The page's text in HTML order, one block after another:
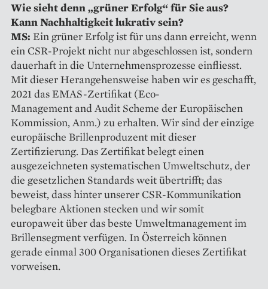
Wie sieht denn „grüner Erfolg“ für Sie aus?
Kann Nachhaltigkeit lukrativ sein?
MS: Ein grüner Erfolg ist für uns dann erreicht, wenn
ein CSR-Projekt nicht nur abgeschlossen ist, sondern
dauerhaft in die Unternehmensprozesse einfliesst.
Mit dieser Herangehensweise haben wir es geschafft,
2021 das EMAS-Zertifikat (Eco-
Management and Audit Scheme der Europäischen
Kommission, Anm.) zu erhalten. Wir sind der einzige
europäische Brillenproduzent mit dieser
Zertifizierung. Das Zertifikat belegt einen
ausgezeichneten systematischen Umweltschutz, der
die gesetzlichen Standards weit übertrifft; das
beweist, dass hinter unserer CSR-Kommunikation
belegbare Aktionen stecken und wir somit
europaweit über das beste ­Umweltmanagement im
Brillensegment verfügen. In Österreich können
gerade einmal 300 Organisationen dieses Zertifikat
vorweisen.